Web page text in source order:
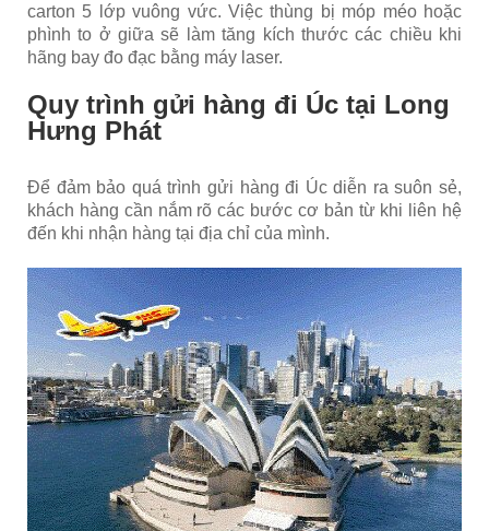
carton 5 lớp vuông vức. Việc thùng bị móp méo hoặc
phình to ở giữa sẽ làm tăng kích thước các chiều khi
hãng bay đo đạc bằng máy laser.
Quy trình gửi hàng đi Úc tại Long
Hưng Phát
Để đảm bảo quá trình gửi hàng đi Úc diễn ra suôn sẻ,
khách hàng cần nắm rõ các bước cơ bản từ khi liên hệ
đến khi nhận hàng tại địa chỉ của mình.